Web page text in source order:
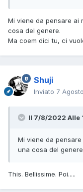
Mi viene da pensare ai
cosa del genere.
Ma coem dici tu, ci
Shuji
Inviato 7
Il 7/8/2022 Alle
Mi viene da
una cosa del genere
This. Bellissime. Poi.....